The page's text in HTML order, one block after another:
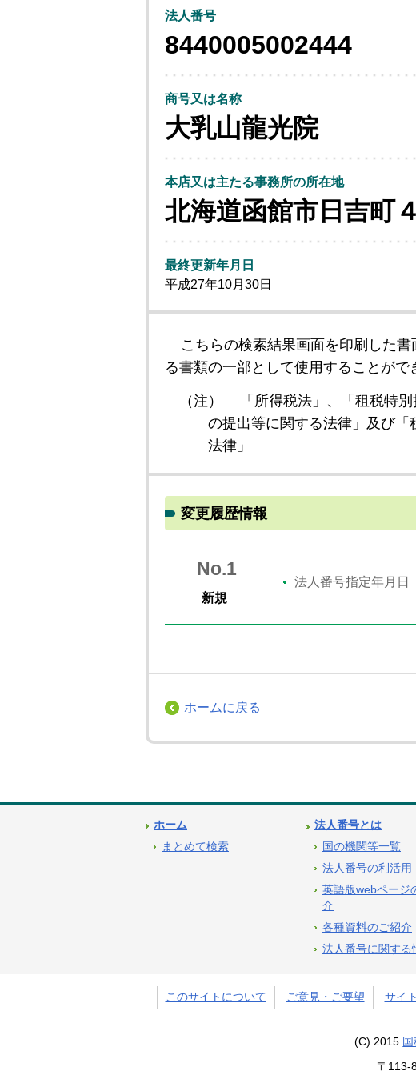
法人番号
8440005002444
商号又は名称
大乳山龍光院
本店又は主たる事務所の所在地
北海道函館市日吉町
最終更新年月日
平成27年10月30日
こちらの検索結果画面を印刷した
る書類の一部として使用することがで
（注）
「所得税法」、「租税特
の提出等に関する法律」及び
法律」
変更履歴情報
No.1
新規
法人番号指定年月日
ホームに戻る
ホーム
まとめて検索
法人番号とは
国の機関等一覧
法人番号の利活用
英語版webページ
介
各種資料のご紹介
法人番号に関する
このサイトについて ご意見・ご要望 サイ
(C) 2015
〒113-